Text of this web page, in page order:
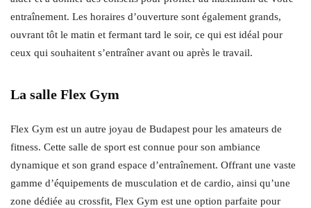
entraînement. Les horaires d’ouverture sont également grands,
ouvrant tôt le matin et fermant tard le soir, ce qui est idéal pour
ceux qui souhaitent s’entraîner avant ou après le travail.
La salle Flex Gym
Flex Gym est un autre joyau de Budapest pour les amateurs de
fitness. Cette salle de sport est connue pour son ambiance
dynamique et son grand espace d’entraînement. Offrant une vaste
gamme d’équipements de musculation et de cardio, ainsi qu’une
zone dédiée au crossfit, Flex Gym est une option parfaite pour